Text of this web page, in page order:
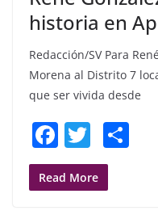
historia en
Redacción/SV Para
Morena al Distrito 7
que ser vivida desde
F
a
c
T
w
itt
Read More